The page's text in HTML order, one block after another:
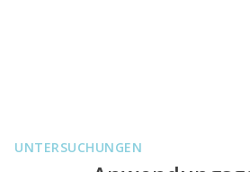
UNTERSUCHUNGEN